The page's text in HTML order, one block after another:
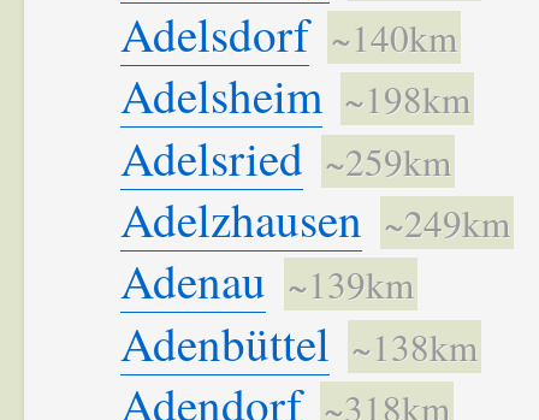
Adelsdorf ~140km
Adelsheim ~198km
Adelsried ~259km
Adelzhausen ~249km
Adenau ~139km
Adenbüttel ~138km
Adendorf ~318km